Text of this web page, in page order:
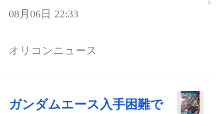
08月06日 22:33
オリコンニュース
ガンダムエース入手困難で